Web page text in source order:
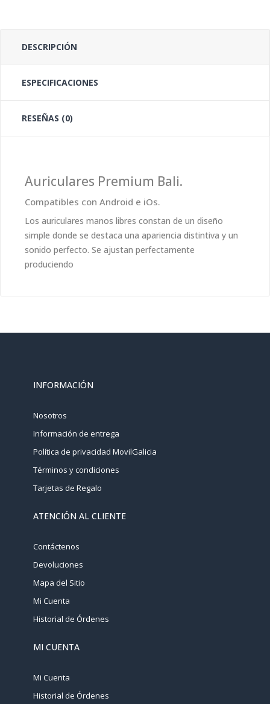
DESCRIPCIÓN
ESPECIFICACIONES
RESEÑAS (0)
Auriculares Premium Bali.
Compatibles con Android e iOs.
Los auriculares manos libres constan de un diseño
simple donde se destaca una apariencia distintiva y un
sonido perfecto. Se ajustan perfectamente
produciendo
INFORMACIÓN
Nosotros
Información de entrega
Política de privacidad MovilGalicia
Términos y condiciones
Tarjetas de Regalo
ATENCIÓN AL CLIENTE
Contáctenos
Devoluciones
Mapa del Sitio
Mi Cuenta
Historial de Órdenes
MI CUENTA
Mi Cuenta
Historial de Órdenes